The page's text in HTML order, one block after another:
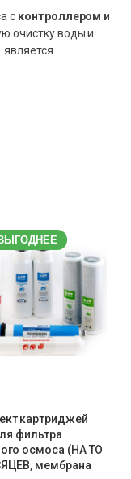
с контроллером и
очистку воды и
является
картриджей
фильтра
осмоса (НА ТО
мембрана